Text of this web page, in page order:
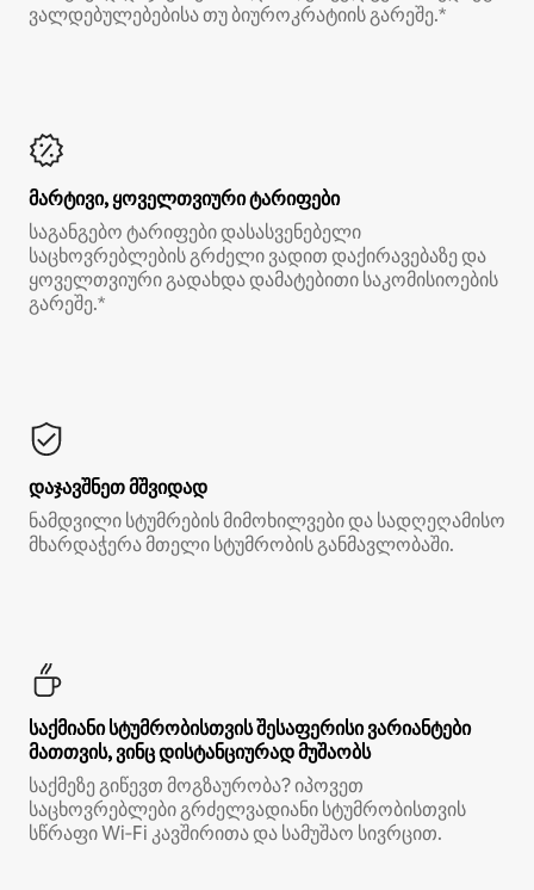
ვალდებულებებისა თუ ბიუროკრატიის გარეშე.*
მარტივი, ყოველთვიური ტარიფები
საგანგებო ტარიფები დასასვენებელი
საცხოვრებლების გრძელი ვადით დაქირავებაზე და
ყოველთვიური გადახდა დამატებითი საკომისიოების
გარეშე.*
დაჯავშნეთ მშვიდად
ნამდვილი სტუმრების მიმოხილვები და სადღეღამისო
მხარდაჭერა მთელი სტუმრობის განმავლობაში.
საქმიანი სტუმრობისთვის შესაფერისი ვარიანტები
მათთვის, ვინც დისტანციურად მუშაობს
საქმეზე გიწევთ მოგზაურობა? იპოვეთ
საცხოვრებლები გრძელვადიანი სტუმრობისთვის
სწრაფი Wi‑Fi კავშირითა და სამუშაო სივრცით.